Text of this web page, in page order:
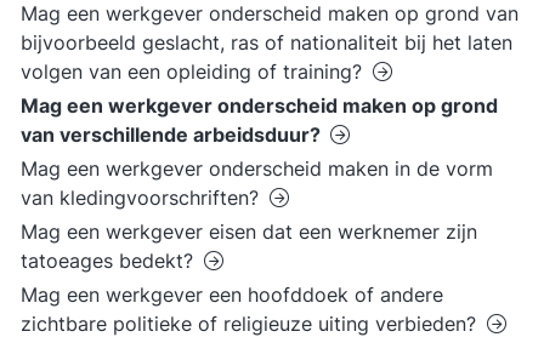
Mag een werkgever onderscheid maken op grond van
bijvoorbeeld geslacht, ras of nationaliteit bij het laten
volgen van een opleiding of training?
Mag een werkgever onderscheid maken op grond
van verschillende arbeidsduur?
Mag een werkgever onderscheid maken in de vorm
van kledingvoorschriften?
Mag een werkgever eisen dat een werknemer zijn
tatoeages bedekt?
Mag een werkgever een hoofddoek of andere
zichtbare politieke of religieuze uiting verbieden?